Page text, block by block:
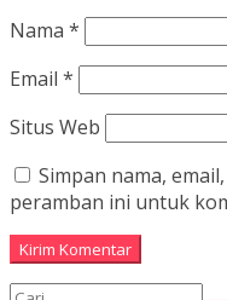
Nama *
Email *
Situs Web
Simpan nama,
peramban ini untuk